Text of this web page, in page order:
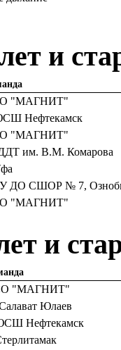
и
"МАГНИТ"
Нефтекамск
"МАГНИТ"
им. В.М. Комарова
ДО СШОР № 7,
"МАГНИТ"
и
"МАГНИТ"
Юлаев
Нефтекамск